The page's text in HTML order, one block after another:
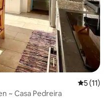
5 (11)
~ Casa Pedreira